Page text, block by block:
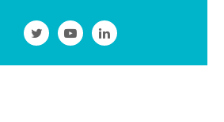
Suivre
l'ANSM
Twitter
Suivre
l'ANSM
Youtube
Suivre
l'ANSM
Linkedin